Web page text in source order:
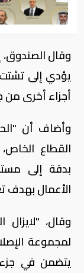
وقال
يؤدي إلى تشتت
أجزاء أخرى من
وأضاف أن
القطاع
بدقة إلى
الأعمال بهدف
وقال، "لايزال
لمجموعة
يتضمن في